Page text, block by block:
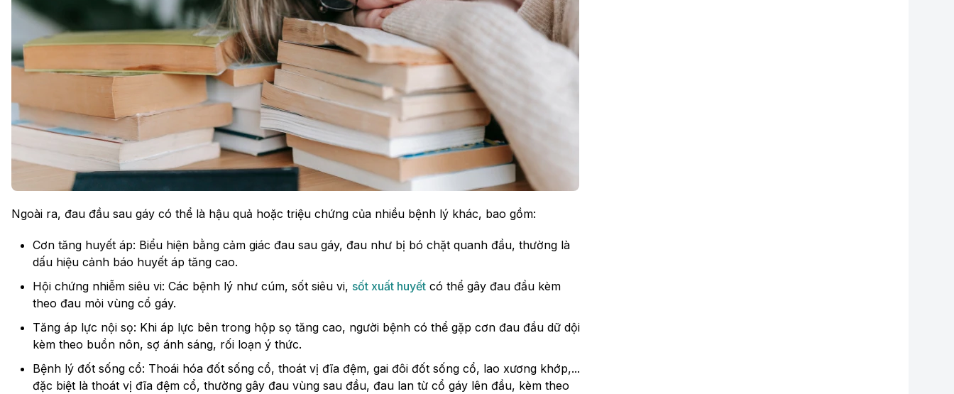
Ngoài ra, đau đầu sau gáy có thể là hậu quả hoặc triệu chứng của nhiều bệnh lý khác, bao gồm:
Cơn tăng huyết áp: Biểu hiện bằng cảm giác đau sau gáy, đau như bị bó chặt quanh đầu, thường là
dấu hiệu cảnh báo huyết áp tăng cao.
Hội chứng nhiễm siêu vi: Các bệnh lý như cúm, sốt siêu vi, sốt xuất huyết có thể gây đau đầu kèm
theo đau mỏi vùng cổ gáy.
Tăng áp lực nội sọ: Khi áp lực bên trong hộp sọ tăng cao, người bệnh có thể gặp cơn đau đầu dữ dội
kèm theo buồn nôn, sợ ánh sáng, rối loạn ý thức.
Bệnh lý đốt sống cổ: Thoái hóa đốt sống cổ, thoát vị đĩa đệm, gai đôi đốt sống cổ, lao xương khớp,...
đặc biệt là thoát vị đĩa đệm cổ, thường gây đau vùng sau đầu, đau lan từ cổ gáy lên đầu, kèm theo